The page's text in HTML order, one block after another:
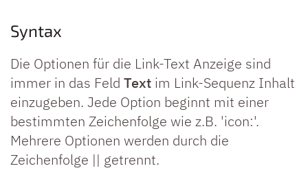
Syntax
Die Optionen für die Link-Text Anzeige sind
immer in das Feld Text im Link-Sequenz Inhalt
einzugeben. Jede Option beginnt mit einer
bestimmten Zeichenfolge wie z.B. 'icon:'.
Mehrere Optionen werden durch die
Zeichenfolge || getrennt.